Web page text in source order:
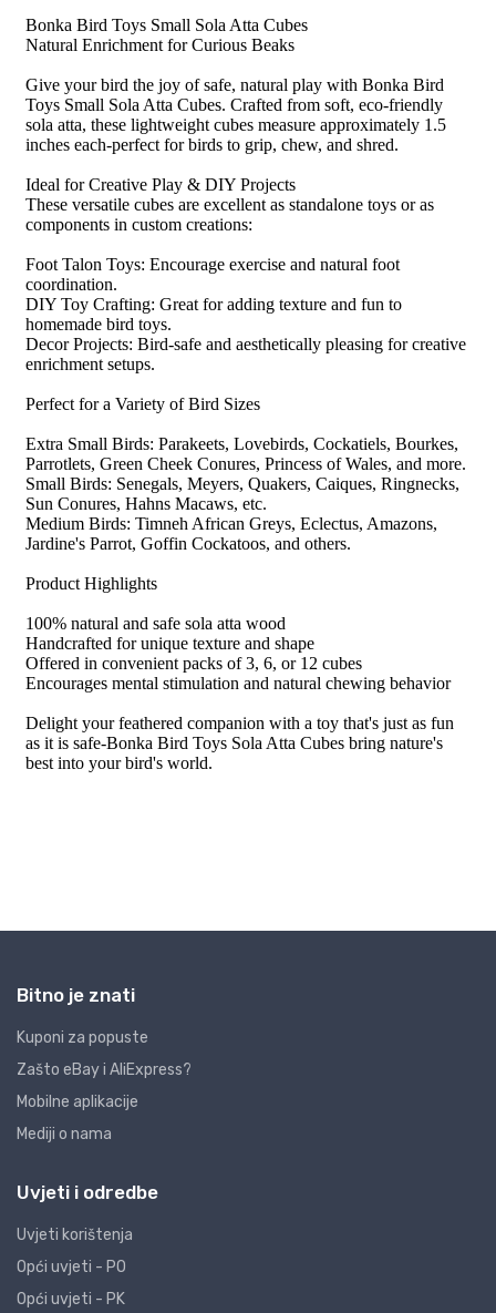
Bitno je znati
Kuponi za popuste
Zašto eBay i AliExpress?
Mobilne aplikacije
Mediji o nama
Uvjeti i odredbe
Uvjeti korištenja
Opći uvjeti - PO
Opći uvjeti - PK